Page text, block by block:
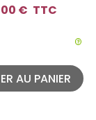
€ TTC
AU PANIER